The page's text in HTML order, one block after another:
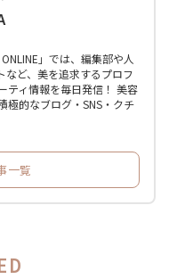
」では、編集部や人
など、美を追求するプロフ
ティ情報を毎日発信！ 美容
極的なブログ・SNS・クチ
一覧